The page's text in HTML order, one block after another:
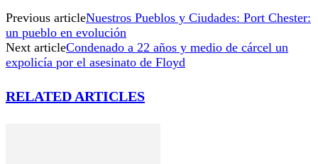
Previous articleNuestros Pueblos y Ciudades: Port Chester:
un pueblo en evolución
Next articleCondenado a 22 años y medio de cárcel un
expolicía por el asesinato de Floyd
RELATED ARTICLES